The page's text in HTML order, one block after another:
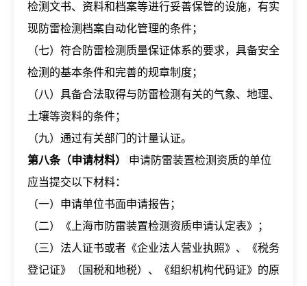
检测文书、资料和档案等进行妥善保管的设施，有实
现防雷检测档案自动化管理的条件；
（七）符合防雷检测质量保证体系的要求，具备安全
检测的基本条件和完善的规章制度；
（八）具备合法取得与防雷检测有关的气象、地理、
土壤等资料的条件；
（九）通过有关部门的计量认证。
第八条（申请材料） 申请防雷装置检测资质的单位
应当提交以下材料：
（一）申请单位书面申请报告；
（二）《上海市防雷装置检测资质申请认定表》；
（三）法人证书或者《企业法人营业执照》、《税务
登记证》（国税和地税）、《组织机构代码证》的原